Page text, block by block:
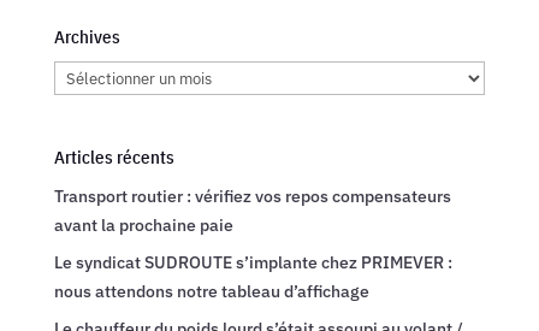
Archives
Archives
Articles récents
Transport routier : vérifiez vos repos compensateurs
avant la prochaine paie
Le syndicat SUDROUTE s’implante chez PRIMEVER :
nous attendons notre tableau d’affichage